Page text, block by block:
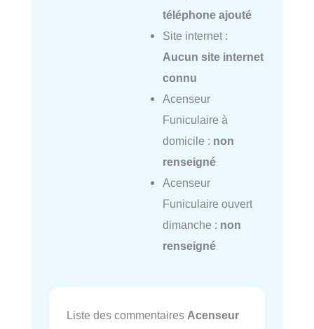
téléphone ajouté
Site internet :
Aucun site internet
connu
Acenseur
Funiculaire à
domicile : non
renseigné
Acenseur
Funiculaire ouvert
dimanche : non
renseigné
Liste des commentaires Acenseur